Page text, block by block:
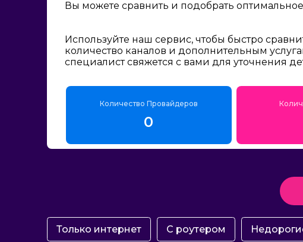
Вы можете сравнить и подобрать
Используйте наш сервис, чтобы быстро
количество каналов и дополнительным
специалист свяжется с вами для уточнения
Количество Провайдеров
0
Только интернет С роутером